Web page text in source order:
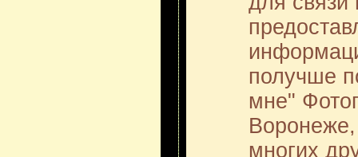
получше
мне"
многих